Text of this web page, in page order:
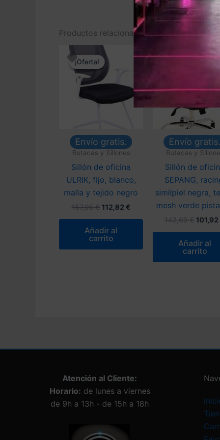
Productos relacionados
¡Oferta!
Envío gratis.
¡Oferta!
Butacas y Sillones
Sillón de oficina
ULRIK, fijo, blanco,
malla y tejido negro
157,95€ El
era:
157,95 €.
112,82 €El
Añadir al
carrito
Envío gratis.
Butacas y
Sillón de
SEPANG,
similpiel negra,
mesh verde
142,69€ El
era:
142,69
101,92
Añadir al
carrito
Atención al Cliente:
Horario: de lunes a viernes
de 9h a 13h - de 15h a 18h